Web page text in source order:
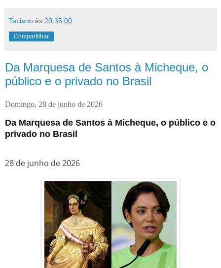
Taciano às 20:35:00
Compartilhar
Da Marquesa de Santos à Micheque, o
público e o privado no Brasil
Domingo, 28 de junho de 2026
Da Marquesa de Santos à Micheque, o público e o
privado no Brasil
28 de junho de 2026